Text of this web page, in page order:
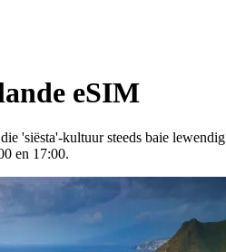
eSIM
'siësta'-kultuur steeds baie
en 17:00.